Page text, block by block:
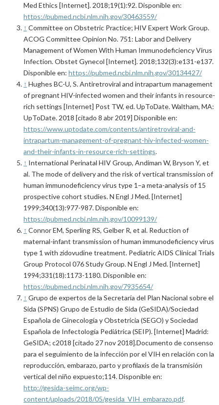
Med Ethics [Internet]. 2018;19(1):92. Disponible en:
https://pubmed.ncbi.nlm.nih.gov/30463559/
↑ Committee on Obstetric Practice; HIV Expert Work Group.
ACOG Committee Opinion No. 751: Labor and Delivery
Management of Women With Human Immunodeficiency Virus
Infection. Obstet Gynecol [Internet]. 2018;132(3):e131-e137.
Disponible en: https://pubmed.ncbi.nlm.nih.gov/30134427/
↑ Hughes BC-U, S. Antiretroviral and intrapartum management
of pregnant HIV-infected women and their infants in resource-
rich settings [Internet] Post TW, ed. UpToDate. Waltham, MA:
UpToDate. 2018 [citado 8 abr 2019] Disponible en:
https://www.uptodate.com/contents/antiretroviral-and-
intrapartum-management-of-pregnant-hiv-infected-women-
and-their-infants-in-resource-rich-settings.
↑ International Perinatal HIV Group, Andiman W, Bryson Y, et
al. The mode of delivery and the risk of vertical transmission of
human immunodeficiency virus type 1–a meta-analysis of 15
prospective cohort studies. N Engl J Med. [Internet]
1999;340(13):977-987. Disponible en:
https://pubmed.ncbi.nlm.nih.gov/10099139/
↑ Connor EM, Sperling RS, Gelber R, et al. Reduction of
maternal-infant transmission of human immunodeficiency virus
type 1 with zidovudine treatment. Pediatric AIDS Clinical Trials
Group Protocol 076 Study Group. N Engl J Med. [Internet]
1994;331(18):1173-1180. Disponible en:
https://pubmed.ncbi.nlm.nih.gov/7935654/
↑ Grupo de expertos de la Secretaría del Plan Nacional sobre el
Sida (SPNS) Grupo de Estudio de Sida (GeSIDA)/Sociedad
Española de Ginecología y Obstetricia (SEGO) y Sociedad
Española de Infectología Pediátrica (SEIP). [Internet] Madrid:
GeSIDA; c2018 [citado 27 nov 2018].Documento de consenso
para el seguimiento de la infección por el VIH en relación con la
reproducción, embarazo, parto y profilaxis de la transmisión
vertical del niño expuesto;114. Disponible en:
http://gesida-seimc.org/wp-
content/uploads/2018/05/gesida_VIH_embarazo.pdf.